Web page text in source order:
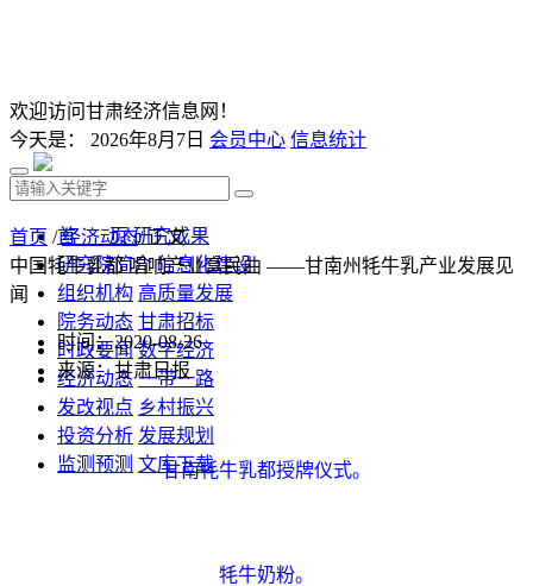
欢迎访问甘肃经济信息网！
今天是： 2026年8月7日 会员中心 信息统计
首 页 研究成果
研究院简介 信息化建设
组织机构 高质量发展
院务动态 甘肃招标
时政要闻 数字经济
经济动态 一带一路
发改视点 乡村振兴
投资分析 发展规划
监测预测 文库下载
首页 /经济动态/ 正文
中国牦牛乳都 唱响产业富民曲 ——甘南州牦牛乳产业发展见
闻
时间：2020-08-26
来源：甘肃日报
甘南牦牛乳都授牌仪式。
牦牛奶粉。